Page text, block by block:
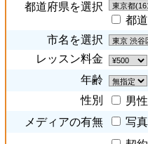
都道府県を選択
都
市名を選択
レッスン料金
年齢
性別
男性
メディアの有無
写真